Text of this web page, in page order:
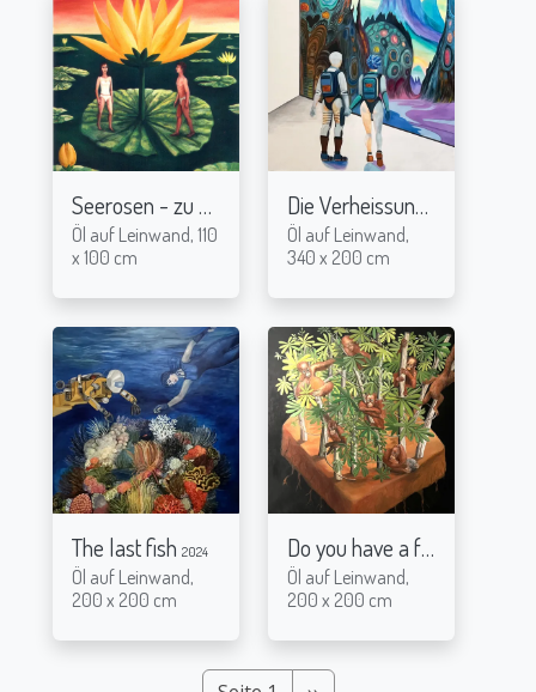
Seerosen - zu zweit
Öl auf Leinwand, 110
x 100 cm
Die Verheissung
Öl auf Leinwand,
340 x 200 cm
The last fish 2024
Öl auf Leinwand,
200 x 200 cm
Do you have a footballfield?
Öl auf Leinwand,
200 x 200 cm